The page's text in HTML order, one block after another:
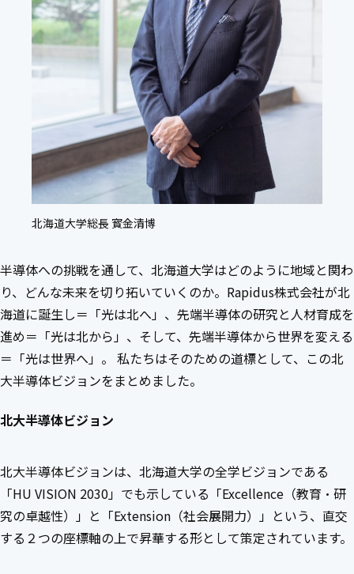
北海道大学総長 寳金清博
半導体への挑戦を通して、北海道大学はどのように地域と関わ
り、どんな未来を切り拓いていくのか。Rapidus株式会社が北
海道に誕生し＝「光は北へ」、先端半導体の研究と人材育成を
進め＝「光は北から」、そして、先端半導体から世界を変える
＝「光は世界へ」。 私たちはそのための道標として、この北
大半導体ビジョンをまとめました。
北大半導体ビジョン
北大半導体ビジョンは、北海道大学の全学ビジョンである
「HU VISION 2030」でも示している「Excellence（教育・研
究の卓越性）」と「Extension（社会展開力）」という、直交
する２つの座標軸の上で昇華する形として策定されています。